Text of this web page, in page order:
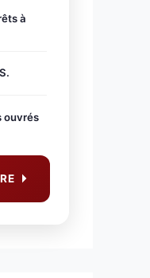
à
ouvrés